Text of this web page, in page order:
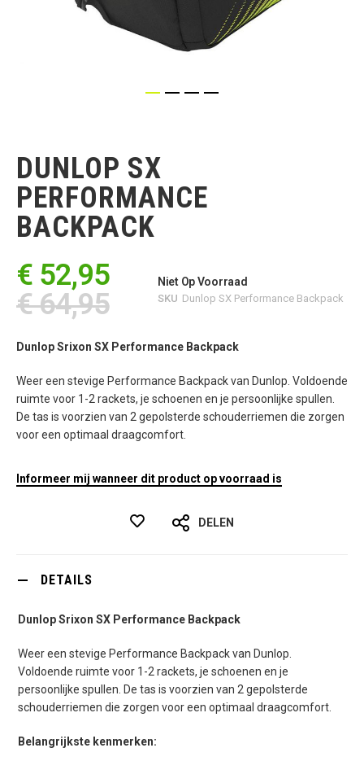
begin
van
de
afbeeldingen-
gallerij
DUNLOP SX
PERFORMANCE
BACKPACK
€ 52,95
€ 64,95
Niet Op Voorraad
SKU Dunlop SX Performance Backpack
Dunlop Srixon SX Performance Backpack
Weer een stevige Performance Backpack van Dunlop. Voldoende
ruimte voor 1-2 rackets, je schoenen en je persoonlijke spullen.
De tas is voorzien van 2 gepolsterde schouderriemen die zorgen
voor een optimaal draagcomfort.
Informeer mij wanneer dit product op voorraad is
DELEN
DETAILS
Dunlop Srixon SX Performance Backpack
Weer een stevige Performance Backpack van Dunlop.
Voldoende ruimte voor 1-2 rackets, je schoenen en je
persoonlijke spullen. De tas is voorzien van 2 gepolsterde
schouderriemen die zorgen voor een optimaal draagcomfort.
Belangrijkste kenmerken: